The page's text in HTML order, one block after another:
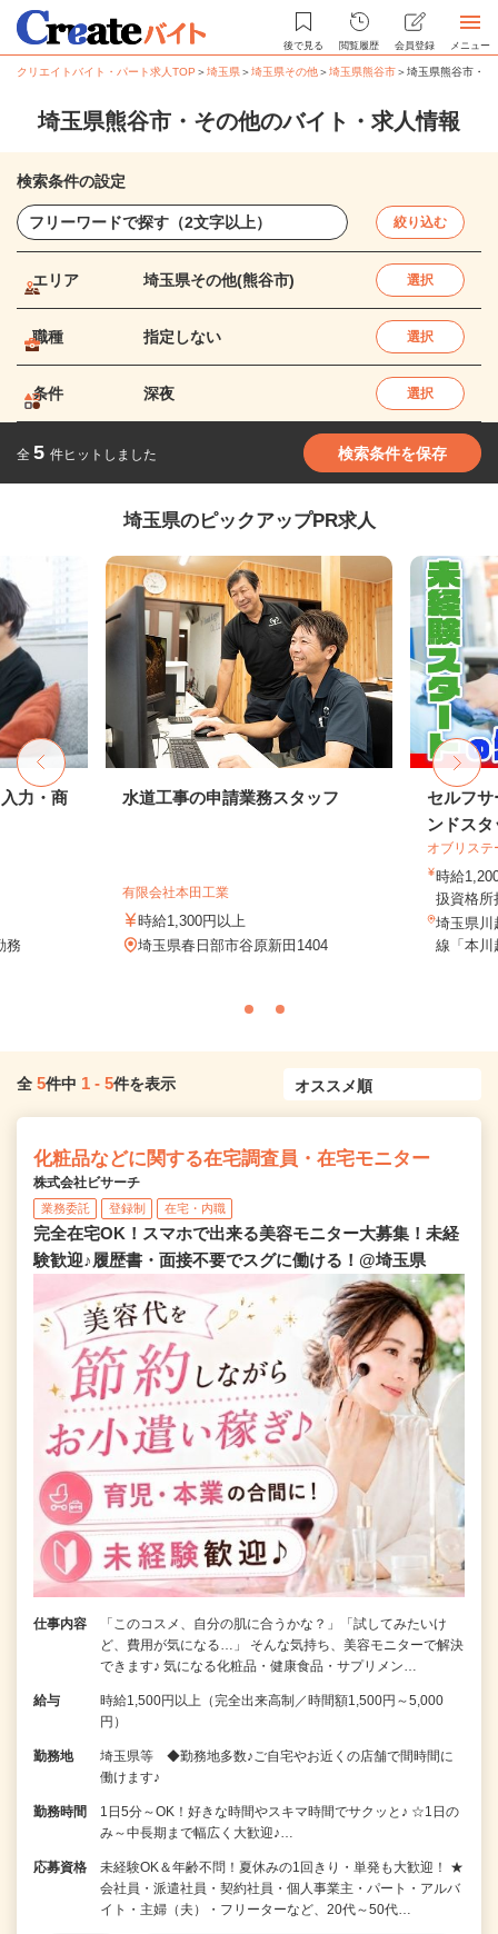
後で見る 閲覧履歴 会員登録 メニュー
クリエイトバイト・パート求人TOP ＞埼玉県＞埼玉県その他＞埼玉県熊谷市＞埼玉県熊谷市・
埼玉県熊谷市・その他のバイト・求人情報
検索条件の設定
絞り込む
エリア 埼玉県その他(熊谷市) 選択
職種 指定しない 選択
条件 深夜 選択
全 5 件ヒットしました 検索条件を保存
埼玉県のピックアップPR求人
力・商
務
水道工事の申請業務スタッフ
有限会社本田工業
時給1,300円以上
埼玉県春日部市谷原新田1404
セルフ
ンドスタ
オブリス
時給
扱資格所
埼玉県川
線「本川
全 5件中 1 - 5件を表示
化粧品などに関する在宅調査員・在宅モニター
株式会社ビサーチ
業務委託 登録制 在宅・内職
完全在宅OK！スマホで出来る美容モニター大募集！未経
験歓迎♪履歴書・面接不要でスグに働ける！@埼玉県
仕事内容
「このコスメ、自分の肌に合うかな？」「試してみたいけ
ど、費用が気になる…」 そんな気持ち、美容モニターで解決
できます♪ 気になる化粧品・健康食品・サプリメン…
給与
時給1,500円以上（完全出来高制／時間額1,500円～5,000
円）
勤務地
埼玉県等 ◆勤務地多数♪ご自宅やお近くの店舗で間時間に
働けます♪
勤務時間
1日5分～OK！好きな時間やスキマ時間でサクッと♪ ☆1日の
み～中長期まで幅広く大歓迎♪…
応募資格
未経験OK＆年齢不問！夏休みの1回きり・単発も大歓迎！ ★
会社員・派遣社員・契約社員・個人事業主・パート・アルバ
イト・主婦（夫）・フリーターなど、20代～50代…